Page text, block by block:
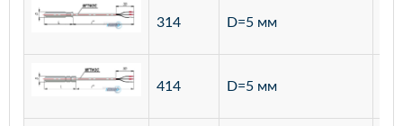
314 D=5 мм
414 D=5 мм